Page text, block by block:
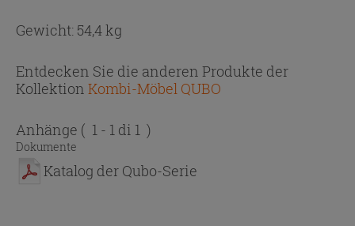
Gewicht: 54,4 kg
Entdecken Sie die anderen Produkte der
Kollektion Kombi-Möbel QUBO
Anhänge ( 1 - 1 di 1 )
Dokumente
Katalog der Qubo-Serie